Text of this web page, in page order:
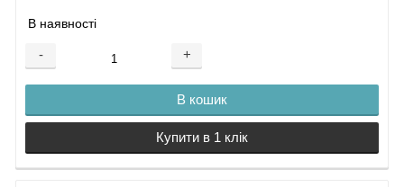
В наявності
- +
В кошик
Купити в 1 клік